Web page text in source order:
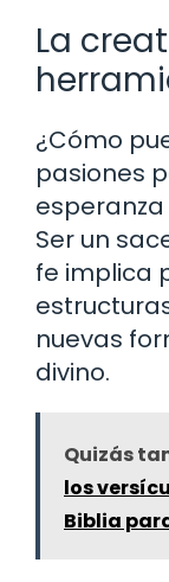
La
¿Cómo
pasiones
Ser un
fe implica
nuevas
divino.
Quizás
los
Biblia